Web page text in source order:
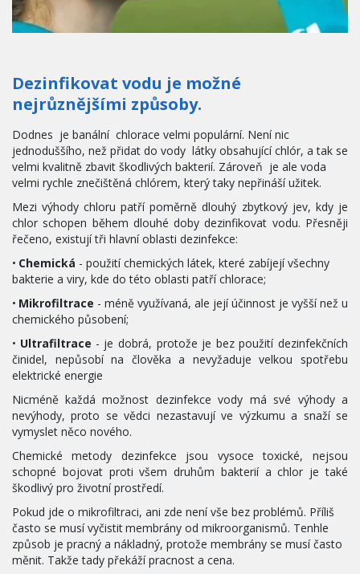
Dezinfikovat vodu je možné
nejrůznějšími způsoby.
Dodnes  je banální  chlorace velmi populární. Není nic
jednoduššího, než přidat do vody  látky obsahující chlór, a tak se
velmi kvalitně zbavit škodlivých bakterií. Zároveň  je ale voda
velmi rychle znečištěná chlórem, který taky nepřináší užitek.
Mezi výhody chloru patří poměrně dlouhý zbytkový jev, kdy je
chlor schopen během dlouhé doby dezinfikovat vodu. Přesněji
řečeno, existují tři hlavní oblasti dezinfekce:
• Chemická - použití chemických látek, které zabíjejí všechny
bakterie a viry, kde do této oblasti patří chlorace;
• Mikrofiltrace - méně využívaná, ale její účinnost je vyšší než u
chemického působení;
• Ultrafiltrace - je dobrá, protože je bez použití dezinfekčních
činidel, nepůsobí na člověka a nevyžaduje velkou spotřebu
elektrické energie
Nicméně každá možnost dezinfekce vody má své výhody a
nevýhody, proto se vědci nezastavují ve výzkumu a snaží se
vymyslet něco nového.
Chemické metody dezinfekce jsou vysoce toxické, nejsou
schopné bojovat proti všem druhům bakterií a chlor je také
škodlivý pro životní prostředí.
Pokud jde o mikrofiltraci, ani zde není vše bez problémů. Příliš
často se musí vyčistitmembrány od mikroorganismů. Tenhle
způsob je pracný a nákladný, protože membrány se musí často
měnit. Takže tady překáží pracnost a cena.